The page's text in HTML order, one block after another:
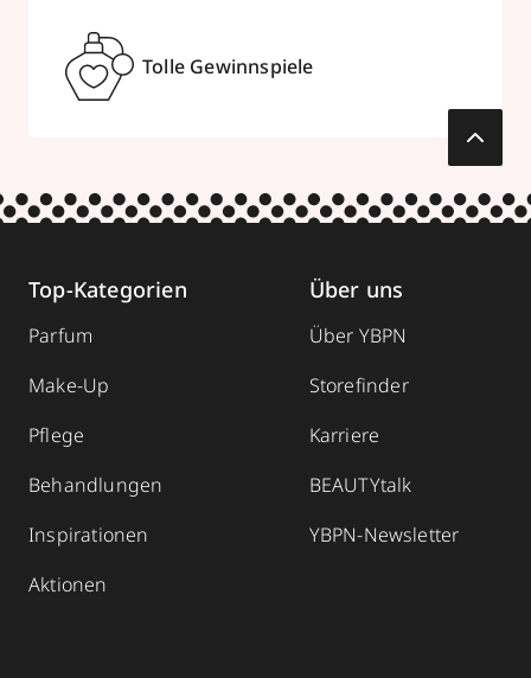
Tolle Gewinnspiele
Top-Kategorien
Parfum
Make-Up
Pflege
Behandlungen
Inspirationen
Aktionen
Über uns
Über YBPN
Storefinder
Karriere
BEAUTYtalk
YBPN-Newsletter